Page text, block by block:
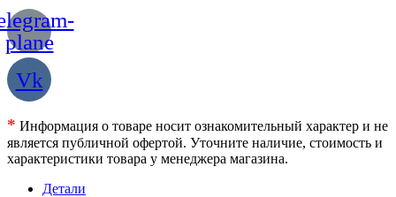
plane
Vk
* Информация о товаре носит ознакомительный характер и не
является публичной офертой. Уточните наличие, стоимость и
характеристики товара у менеджера магазина.
Детали